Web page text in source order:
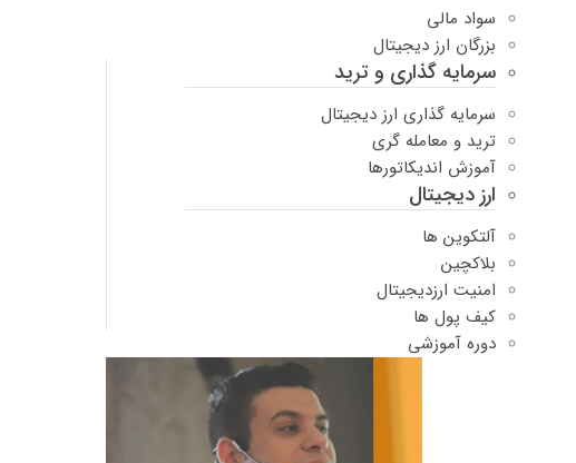
سواد مالی
بزرگان ارز دیجیتال
سرمایه گذاری و ترید
سرمایه گذاری ارز دیجیتال
ترید و معامله گری
آموزش اندیکاتورها
ارز دیجیتال
آلتکوین ها
بلاکچین
امنیت ارزدیجیتال
کیف پول ها
دوره‌ آموزشی